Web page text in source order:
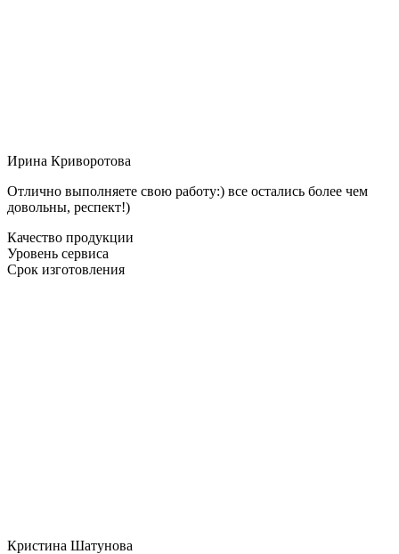
Ирина Криворотова
Отлично выполняете свою работу:) все остались более чем
довольны, респект!)
Качество продукции
Уровень сервиса
Срок изготовления
Кристина Шатунова